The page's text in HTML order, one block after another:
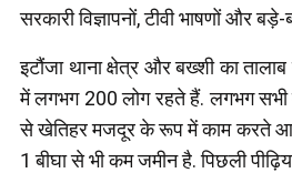
सरकारी विज्ञापनों, टीवी भाषणों और
इटौंजा थाना क्षेत्र और बख्शी का
में लगभग 200 लोग रहते हैं. लगभग सभी
से खेतिहर मजदूर के रूप में काम करते आए
1 बीघा से भी कम जमीन है. पिछली